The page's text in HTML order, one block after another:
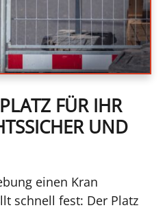
FÜR IHR
UND
einen Kran
schnell fest: Der Platz